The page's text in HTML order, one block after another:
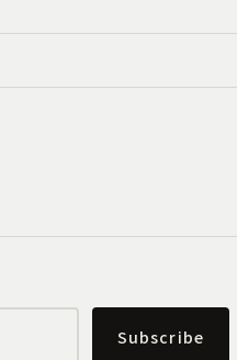
Subscribe